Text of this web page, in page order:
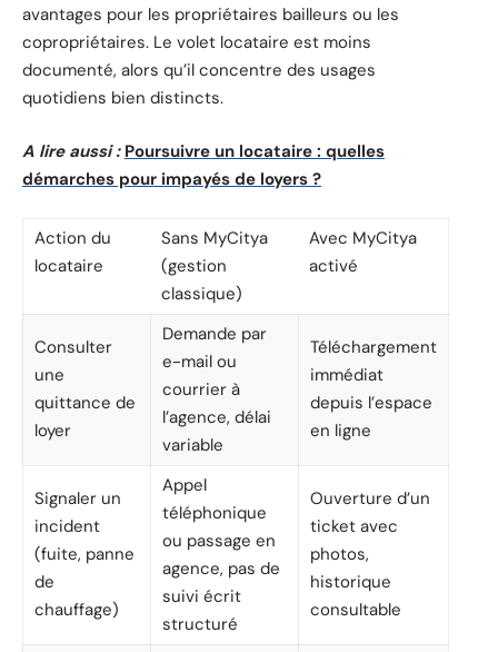
avantages pour les propriétaires bailleurs ou les
copropriétaires. Le volet locataire est moins
documenté, alors qu’il concentre des usages
quotidiens bien distincts.
A lire aussi : Poursuivre un locataire : quelles
démarches pour impayés de loyers ?
Action du
locataire
Sans MyCitya
(gestion
classique)
Avec MyCitya
activé
Consulter
une
quittance de
loyer
Demande par
e-mail ou
courrier à
l’agence, délai
variable
Téléchargement
immédiat
depuis l’espace
en ligne
Signaler un
incident
(fuite, panne
de
chauffage)
Appel
téléphonique
ou passage en
agence, pas de
suivi écrit
structuré
Ouverture d’un
ticket avec
photos,
historique
consultable